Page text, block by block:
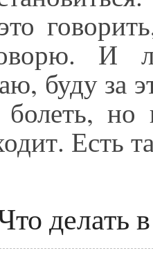
И
буду за
болеть,
Есть
делать